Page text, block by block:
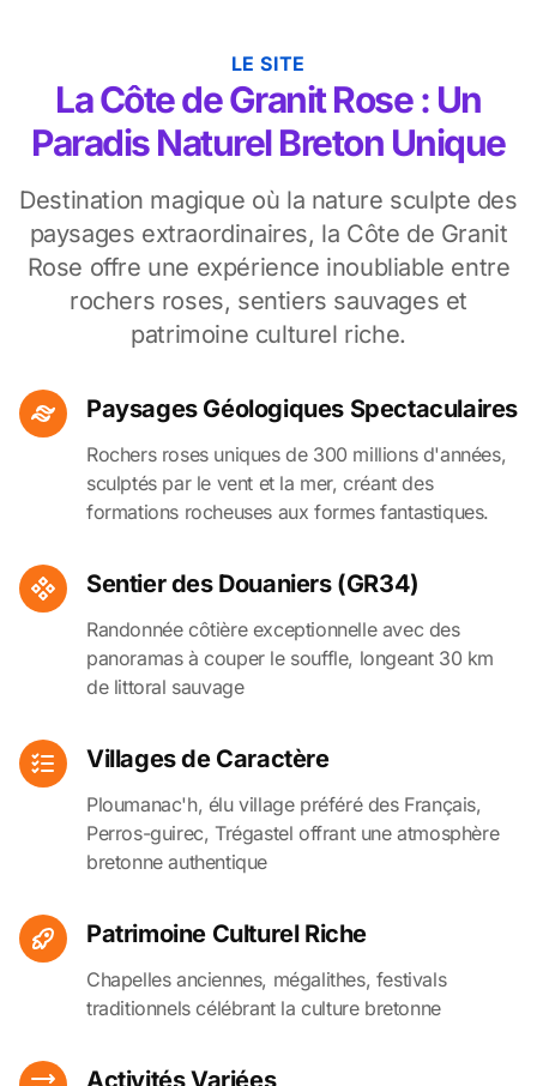
LE SITE
La Côte de Granit Rose : Un
Paradis Naturel Breton Unique
Destination magique où la nature sculpte des
paysages extraordinaires, la Côte de Granit
Rose offre une expérience inoubliable entre
rochers roses, sentiers sauvages et
patrimoine culturel riche.
Paysages Géologiques Spectaculaires
Rochers roses uniques de 300 millions d'années,
sculptés par le vent et la mer, créant des
formations rocheuses aux formes fantastiques.
Sentier des Douaniers (GR34)
Randonnée côtière exceptionnelle avec des
panoramas à couper le souffle, longeant 30 km
de littoral sauvage
Villages de Caractère
Ploumanac'h, élu village préféré des Français,
Perros-guirec, Trégastel offrant une atmosphère
bretonne authentique
Patrimoine Culturel Riche
Chapelles anciennes, mégalithes, festivals
traditionnels célébrant la culture bretonne
Activités Variées